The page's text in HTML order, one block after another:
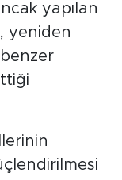
yapılan
yeniden